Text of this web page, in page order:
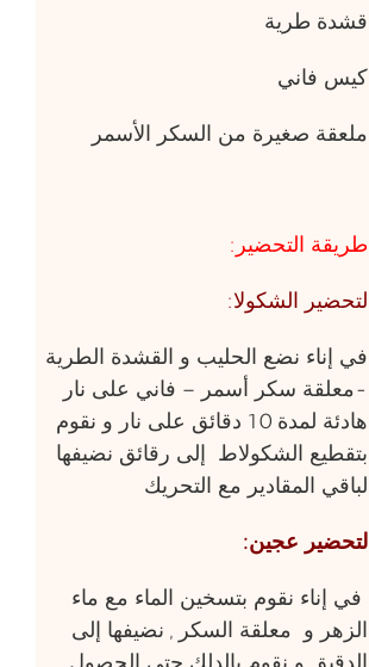
قشدة طرية
كيس فاني
ملعقة صغيرة من السكر الأسمر
طريقة التحضير:
لتحضير الشكولا:
في إناء نضع الحليب و القشدة الطرية
-معلقة سكر أسمر – فاني على نار
هادئة لمدة 10 دقائق على نار و نقوم
بتقطيع الشكولاط إلى رقائق نضيفها
لباقي المقادير مع التحريك
لتحضير عجين:
في إناء نقوم بتسخين الماء مع ماء
الزهر و معلقة السكر , نضيفها إلى
الدقيق و نقوم بالدلك حتى الحصول